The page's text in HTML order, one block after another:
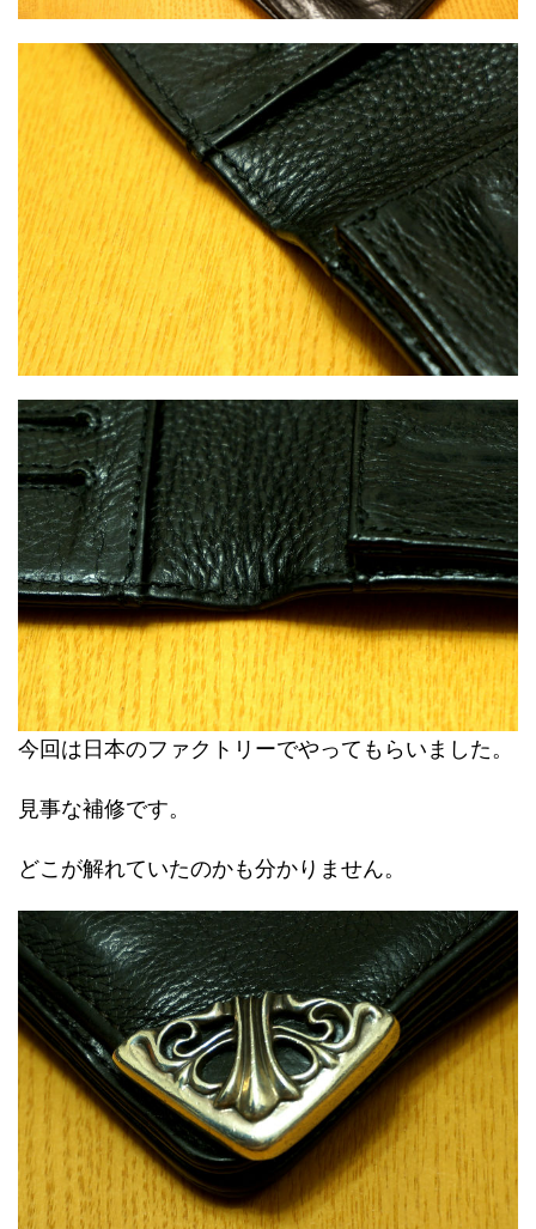
今回は日本のファクトリーでやってもらいました。
見事な補修です。
どこが解れていたのかも分かりません。